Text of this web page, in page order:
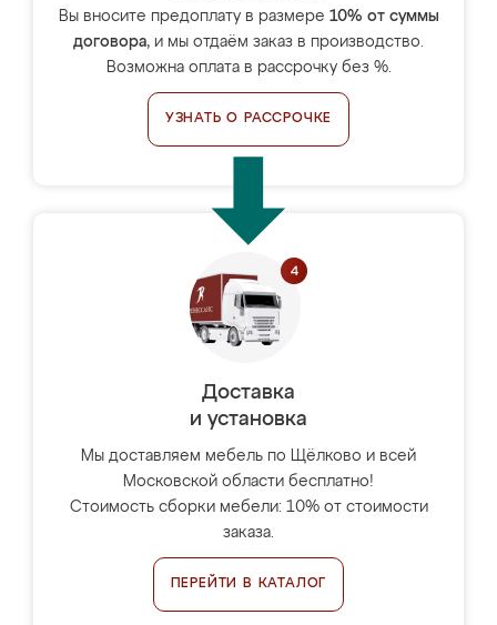
Вы вносите предоплату в размере 10% от суммы
договора, и мы отдаём заказ в производство.
Возможна оплата в рассрочку без %.
УЗНАТЬ О РАССРОЧКЕ
Доставка
и установка
Мы доставляем мебель по Щёлково и всей
Московской области бесплатно!
Стоимость сборки мебели: 10% от стоимости
заказа.
ПЕРЕЙТИ В КАТАЛОГ